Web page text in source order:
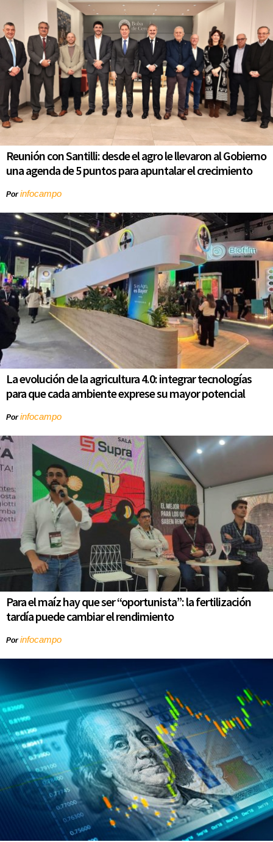
Reunión con Santilli: desde el agro le llevaron al Gobierno
una agenda de 5 puntos para apuntalar el crecimiento
Porinfocampo
La evolución de la agricultura 4.0: integrar tecnologías
para que cada ambiente exprese su mayor potencial
Porinfocampo
Para el maíz hay que ser “oportunista”: la fertilización
tardía puede cambiar el rendimiento
Porinfocampo